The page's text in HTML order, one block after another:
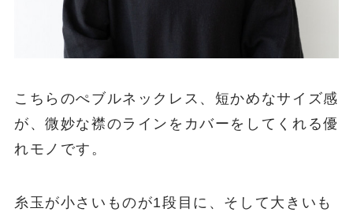
こちらのぺブルネックレス、短かめなサイズ感
が、微妙な襟のラインをカバーをしてくれる優
れモノです。
糸玉が小さいものが1段目に、そして大きいも